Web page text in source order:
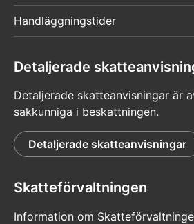
Handläggningstider
Detaljerade
Detaljerade skatteanvisningar är
sakkunniga i beskattningen.
Detaljerade skatteanvisningar
Skatteförvaltningen
Information om